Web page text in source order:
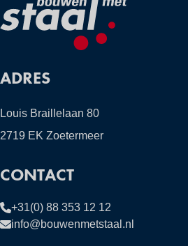
ADRES
Louis Braillelaan 80
2719 EK Zoetermeer
CONTACT
+31(0) 88 353 12 12
info@bouwenmetstaal.nl